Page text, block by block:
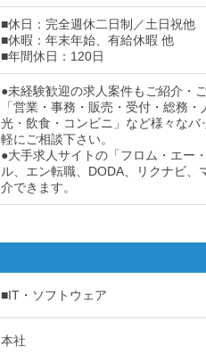
■休日：完全週休二日制／土日祝他
■休暇：年末年始、有給休暇 他
■年間休日：120日
●未経験歓迎の求人案件もご紹介・
「営業・事務・販売・受付・総務
光・飲食・コンビニ」など様々な
軽にご相談下さい。
●大手求人サイトの「フロム・エー
ル、エン転職、DODA、リクナビ
介できます。
■IT・ソフトウェア
本社